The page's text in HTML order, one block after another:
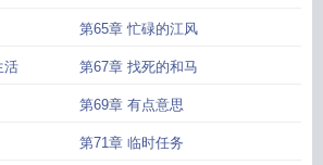
第65章 忙碌的江风
活 第67章 找死的和马
第69章 有点意思
第71章 临时任务